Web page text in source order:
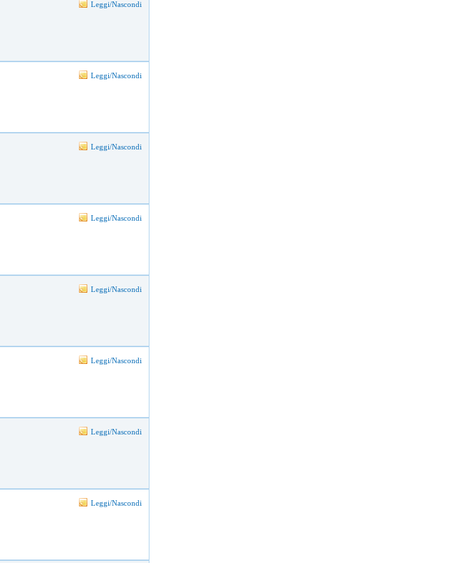
Leggi/Nascondi
Leggi/Nascondi
Leggi/Nascondi
Leggi/Nascondi
Leggi/Nascondi
Leggi/Nascondi
Leggi/Nascondi
Leggi/Nascondi